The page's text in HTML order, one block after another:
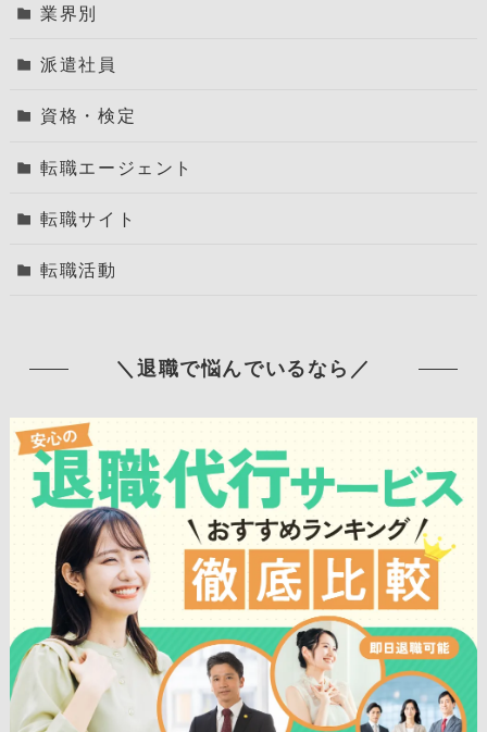
業界別
派遣社員
資格・検定
転職エージェント
転職サイト
転職活動
＼退職で悩んでいるなら／